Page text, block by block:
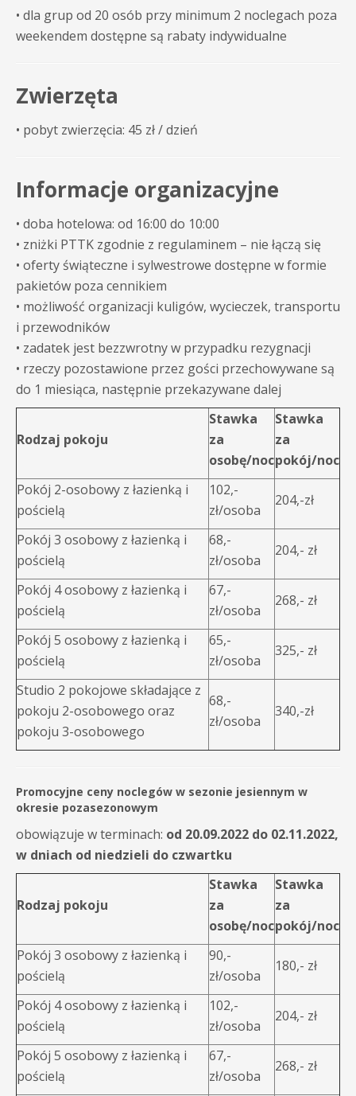
• dla grup od 20 osób przy minimum 2 noclegach poza
weekendem dostępne są rabaty indywidualne
Zwierzęta
• pobyt zwierzęcia: 45 zł / dzień
Informacje organizacyjne
• doba hotelowa: od 16:00 do 10:00
• zniżki PTTK zgodnie z regulaminem – nie łączą się
• oferty świąteczne i sylwestrowe dostępne w formie
pakietów poza cennikiem
• możliwość organizacji kuligów, wycieczek, transportu
i przewodników
• zadatek jest bezzwrotny w przypadku rezygnacji
• rzeczy pozostawione przez gości przechowywane są
do 1 miesiąca, następnie przekazywane dalej
Rodzaj pokoju
Stawka
za
osobę/noc
Stawka
za
pokój/noc
Pokój 2-osobowy z łazienką i
pościelą
102,-
zł/osoba
204,-zł
Pokój 3 osobowy z łazienką i
pościelą
68,-
zł/osoba
204,- zł
Pokój 4 osobowy z łazienką i
pościelą
67,-
zł/osoba
268,- zł
Pokój 5 osobowy z łazienką i
pościelą
65,-
zł/osoba
325,- zł
Studio 2 pokojowe składające z
pokoju 2-osobowego oraz
pokoju 3-osobowego
68,-
zł/osoba
340,-zł
Promocyjne ceny noclegów w sezonie jesiennym w
okresie pozasezonowym
obowiązuje w terminach: od 20.09.2022 do 02.11.2022,
w dniach od niedzieli do czwartku
Rodzaj pokoju
Stawka
za
osobę/noc
Stawka
za
pokój/noc
Pokój 3 osobowy z łazienką i
pościelą
90,-
zł/osoba
180,- zł
Pokój 4 osobowy z łazienką i
pościelą
102,-
zł/osoba
204,- zł
Pokój 5 osobowy z łazienką i
pościelą
67,-
zł/osoba
268,- zł